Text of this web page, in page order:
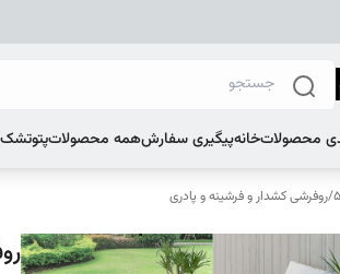
محصولاتخانهپیگیری سفارشهمه محصولاتپتوتشک
/روفرشی کشدار و فرشینه و پادری